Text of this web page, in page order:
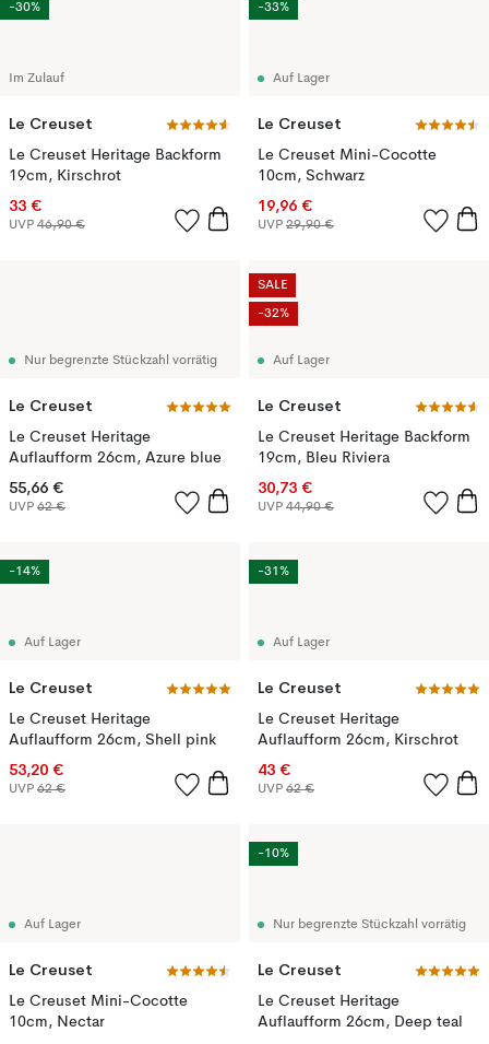
Im Zulauf
Le Creuset
Le Creuset Heritage Backform
19cm, Kirschrot
33 €
UVP 46,90 €
-30%
Auf Lager
Le Creuset
Le Creuset Mini-Cocotte
10cm, Schwarz
19,96 €
UVP 29,90 €
-33%
Nur begrenzte Stückzahl vorrätig
Le Creuset
Le Creuset Heritage
Auflaufform 26cm, Azure blue
55,66 €
UVP 62 €
Auf Lager
Le Creuset
Le Creuset Heritage Backform
19cm, Bleu Riviera
30,73 €
UVP 44,90 €
SALE
-32%
Auf Lager
Le Creuset
Le Creuset Heritage
Auflaufform 26cm, Shell pink
53,20 €
UVP 62 €
-14%
Auf Lager
Le Creuset
Le Creuset Heritage
Auflaufform 26cm, Kirschrot
43 €
UVP 62 €
-31%
Auf Lager
Le Creuset
Le Creuset Mini-Cocotte
10cm, Nectar
Nur begrenzte Stückzahl vorrätig
Le Creuset
Le Creuset Heritage
Auflaufform 26cm, Deep teal
-10%